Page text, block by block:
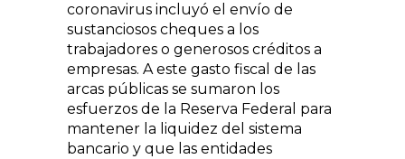
coronavirus incluyó el envío de
sustanciosos cheques a los
trabajadores o generosos créditos a
empresas. A este gasto fiscal de las
arcas públicas se sumaron los
esfuerzos de la Reserva Federal para
mantener la liquidez del sistema
bancario y que las entidades